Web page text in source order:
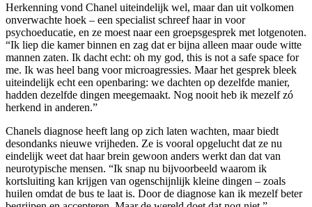
Herkenning vond Chanel uiteindelijk wel, maar dan uit volkomen
onverwachte hoek – een specialist schreef haar in voor
psychoeducatie, en ze moest naar een groepsgesprek met lotgenoten.
“Ik liep die kamer binnen en zag dat er bijna alleen maar oude witte
mannen zaten. Ik dacht echt: oh my god, this is not a safe space for
me. Ik was heel bang voor microagressies. Maar het gesprek bleek
uiteindelijk echt een openbaring: we dachten op dezelfde manier,
hadden dezelfde dingen meegemaakt. Nog nooit heb ik mezelf zó
herkend in anderen.”
Chanels diagnose heeft lang op zich laten wachten, maar biedt
desondanks nieuwe vrijheden. Ze is vooral opgelucht dat ze nu
eindelijk weet dat haar brein gewoon anders werkt dan dat van
neurotypische mensen. “Ik snap nu bijvoorbeeld waarom ik
kortsluiting kan krijgen van ogenschijnlijk kleine dingen – zoals
huilen omdat de bus te laat is. Door de diagnose kan ik mezelf beter